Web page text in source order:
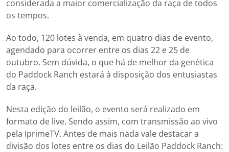
considerada a maior comercialização da raça de todos
os tempos.
Ao todo, 120 lotes à venda, em quatro dias de evento,
agendado para ocorrer entre os dias 22 e 25 de
outubro. Sem dúvida, o que há de melhor da genética
do Paddock Ranch estará à disposição dos entusiastas
da raça.
Nesta edição do leilão, o evento será realizado em
formato de live. Sendo assim, com transmissão ao vivo
pela IprimeTV. Antes de mais nada vale destacar a
divisão dos lotes entre os dias do Leilão Paddock Ranch: